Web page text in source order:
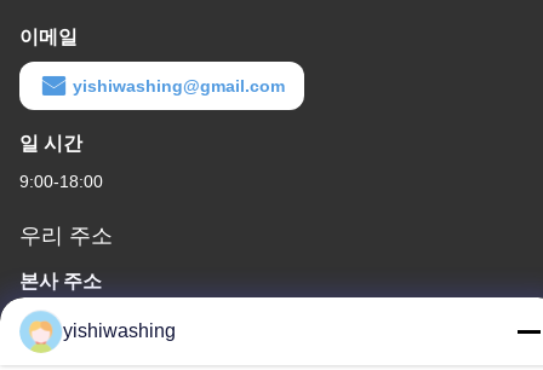
이메일
yishiwashing@gmail.com
일 시간
9:00-18:00
우리 주소
본사 주소
아니죠19중국 광저우, 나샤 구, 류콘 로드
공장 주소
yishiwashing